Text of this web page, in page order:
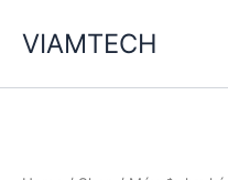
VIAMTECH